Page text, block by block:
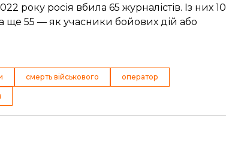
року росія вбила 65 журналістів. Із них 10
ще 55 — як учасники бойових дій або
смерть військового оператор